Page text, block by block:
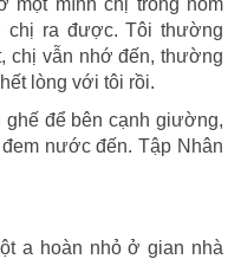
chị ra được. Tôi thường
chị vẫn nhớ đến, thường
lòng với tôi rồi.
ghế để bên cạnh giường,
nước đến. Tập Nhân
a hoàn nhỏ ở gian nhà